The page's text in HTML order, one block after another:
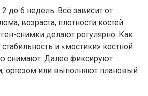
до 6 недель. Всё зависит от
возраста, плотности костей.
снимки делают регулярно. Как
и «мостики» костной
снимают. Далее фиксируют
ортезом или выполняют плановый